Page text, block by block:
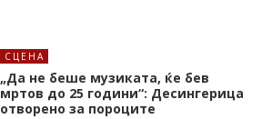
СЦЕНА
„Да не беше музиката, ќе бев
мртов до 25 години“: Десингерица
отворено за пороците